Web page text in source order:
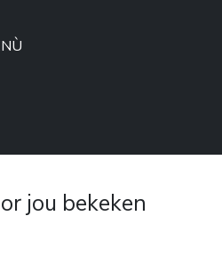
jou bekeken